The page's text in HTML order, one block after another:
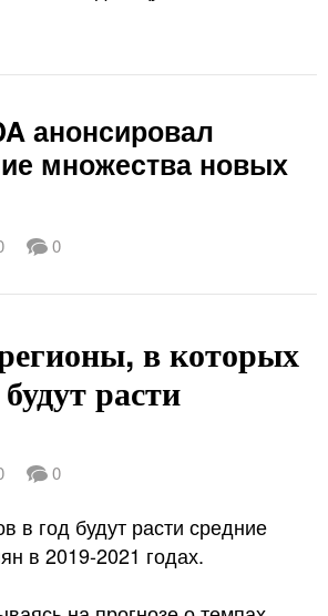
анонсировал
множества новых
0
в которых
расти
0
в год будут расти средние
в 2019-2021 годах.